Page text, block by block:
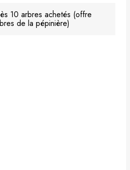
10 arbres achetés (offre
de la pépinière)